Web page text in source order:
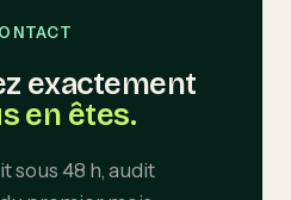
exactement
en êtes.
sous 48 h, audit